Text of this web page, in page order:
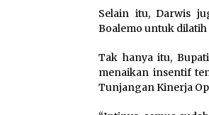
Selain itu, Darwis
Boalemo untuk
Tak hanya itu,
menaikan insentif
Tunjangan Kinerja